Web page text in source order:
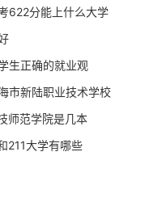
622分能上什么大学
生正确的就业观
市新陆职业技术学校
师范学院是几本
211大学有哪些